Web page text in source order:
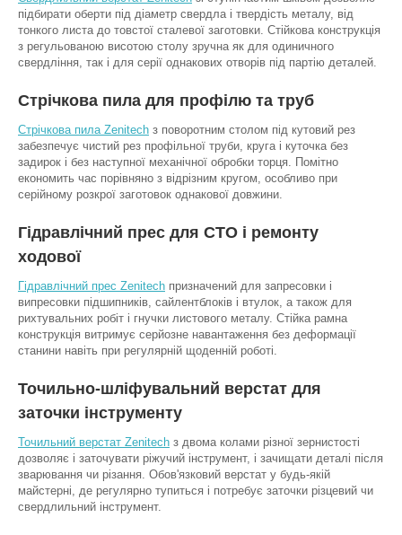
підбирати оберти під діаметр свердла і твердість металу, від
тонкого листа до товстої сталевої заготовки. Стійкова конструкція
з регульованою висотою столу зручна як для одиничного
свердління, так і для серії однакових отворів під партію деталей.
Стрічкова пила для профілю та труб
Стрічкова пила Zenitech з поворотним столом під кутовий рез
забезпечує чистий рез профільної труби, круга і куточка без
задирок і без наступної механічної обробки торця. Помітно
економить час порівняно з відрізним кругом, особливо при
серійному розкрої заготовок однакової довжини.
Гідравлічний прес для СТО і ремонту
ходової
Гідравлічний прес Zenitech призначений для запресовки і
випресовки підшипників, сайлентблоків і втулок, а також для
рихтувальних робіт і гнучки листового металу. Стійка рамна
конструкція витримує серйозне навантаження без деформації
станини навіть при регулярній щоденній роботі.
Точильно-шліфувальний верстат для
заточки інструменту
Точильний верстат Zenitech з двома колами різної зернистості
дозволяє і заточувати ріжучий інструмент, і зачищати деталі після
зварювання чи різання. Обов'язковий верстат у будь-якій
майстерні, де регулярно тупиться і потребує заточки різцевий чи
свердлильний інструмент.